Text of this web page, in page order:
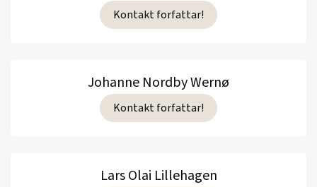
Kontakt forfattar!
Johanne Nordby Wernø
Kontakt forfattar!
Lars Olai Lillehagen